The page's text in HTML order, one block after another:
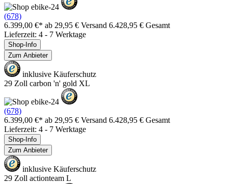
(678)
6.399,00 €* ab 29,95 € Versand 6.428,95 € Gesamt
Lieferzeit: 4 - 7 Werktage
Shop-Info
Zum Anbieter
inklusive Käuferschutz
29 Zoll carbon 'n' gold XL
(678)
6.399,00 €* ab 29,95 € Versand 6.428,95 € Gesamt
Lieferzeit: 4 - 7 Werktage
Shop-Info
Zum Anbieter
inklusive Käuferschutz
29 Zoll actionteam L